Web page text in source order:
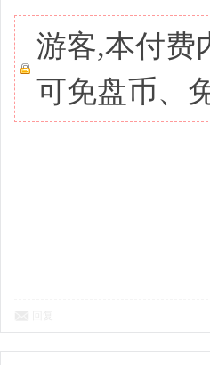
游客,本付费
可免盘币、